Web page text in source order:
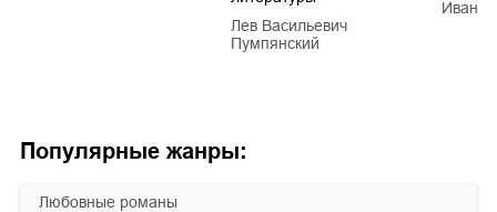
Популярные жанры:
любовные романы
Лев Васильевич
Пумпянский
Иван